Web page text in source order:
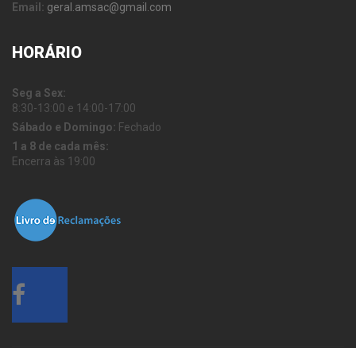
Email: geral.amsac@gmail.com
HORÁRIO
Seg a Sex:
8:30-13:00 e 14:00-17:00
Sábado e Domingo: Fechado
1 a 8 de cada mês:
Encerra às 19:00